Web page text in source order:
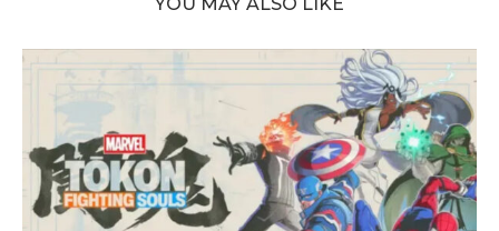
YOU MAY ALSO LIKE